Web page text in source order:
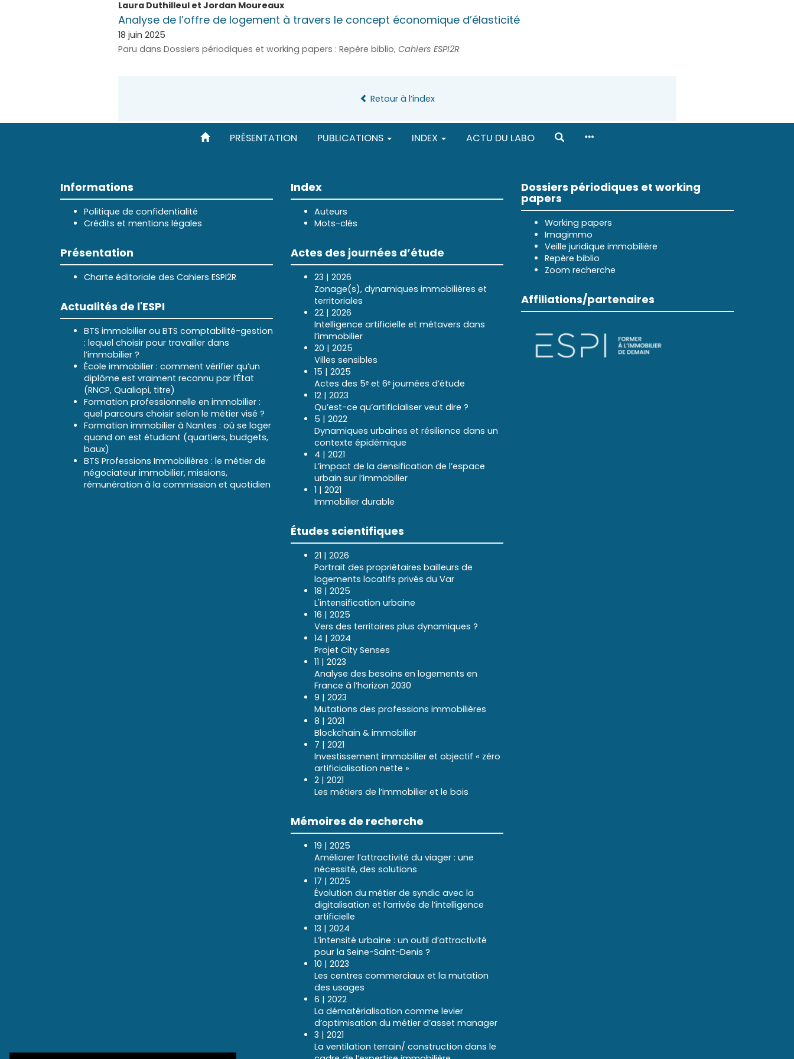
PRÉSENTATION PUBLICATIONS INDEX ACTU DU LABO
Laura Duthilleulet Jordan Moureaux
Analyse de l’offre de logement à travers le concept économique d’élasticité
18 juin 2025
Paru dans Dossiers périodiques et working papers : Repère biblio, Cahiers ESPI2R
Retour à l’index
Informations
Politique de confidentialité
Crédits et mentions légales
Présentation
Charte éditoriale des Cahiers ESPI2R
Actualités de l'ESPI
BTS immobilier ou BTS comptabilité-gestion
: lequel choisir pour travailler dans
l’immobilier ?
École immobilier : comment vérifier qu’un
diplôme est vraiment reconnu par l’État
(RNCP, Qualiopi, titre)
Formation professionnelle en immobilier :
quel parcours choisir selon le métier visé ?
Formation immobilier à Nantes : où se loger
quand on est étudiant (quartiers, budgets,
baux)
BTS Professions Immobilières : le métier de
négociateur immobilier, missions,
rémunération à la commission et quotidien
Index
Auteurs
Mots-clés
Actes des journées d’étude
23 | 2026
Zonage(s), dynamiques immobilières et
territoriales
22 | 2026
Intelligence artificielle et métavers dans
l’immobilier
20 | 2025
Villes sensibles
15 | 2025
Actes des 5ᵉ et 6ᵉ journées d’étude
12 | 2023
Qu’est-ce qu’artificialiser veut dire ?
5 | 2022
Dynamiques urbaines et résilience dans un
contexte épidémique
4 | 2021
L’impact de la densification de l’espace
urbain sur l’immobilier
1 | 2021
Immobilier durable
Études scientifiques
21 | 2026
Portrait des propriétaires bailleurs de
logements locatifs privés du Var
18 | 2025
L'intensification urbaine
16 | 2025
Vers des territoires plus dynamiques ?
14 | 2024
Projet City Senses
11 | 2023
Analyse des besoins en logements en
France à l’horizon 2030
9 | 2023
Mutations des professions immobilières
8 | 2021
Blockchain & immobilier
7 | 2021
Investissement immobilier et objectif « zéro
artificialisation nette »
2 | 2021
Les métiers de l’immobilier et le bois
Mémoires de recherche
19 | 2025
Améliorer l’attractivité du viager : une
nécessité, des solutions
17 | 2025
Évolution du métier de syndic avec la
digitalisation et l’arrivée de l’intelligence
artificielle
13 | 2024
L’intensité urbaine : un outil d’attractivité
pour la Seine-Saint-Denis ?
10 | 2023
Les centres commerciaux et la mutation
des usages
6 | 2022
La dématérialisation comme levier
d’optimisation du métier d’asset manager
3 | 2021
La ventilation terrain/ construction dans le
Dossiers périodiques et working
papers
Working papers
Imagimmo
Veille juridique immobilière
Repère biblio
Zoom recherche
Affiliations/partenaires